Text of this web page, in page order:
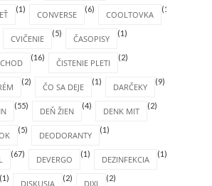
(1)
CONVERSE
(6)
COOLTOVKA
(1)
CVIČENIE
(5)
ČASOPISY
(1)
(16)
ČISTENIE PLETI
(2)
(2)
ČO SA DEJE
(1)
DARČEKY
(9)
(55)
DEŇ ŽIEN
(4)
DENK MIT
(2)
(5)
DEODORANTY
(1)
(67)
DEVERGO
(1)
DEZINFEKCIA
(1)
(1)
DISKUSIA
(2)
DIXI
(2)